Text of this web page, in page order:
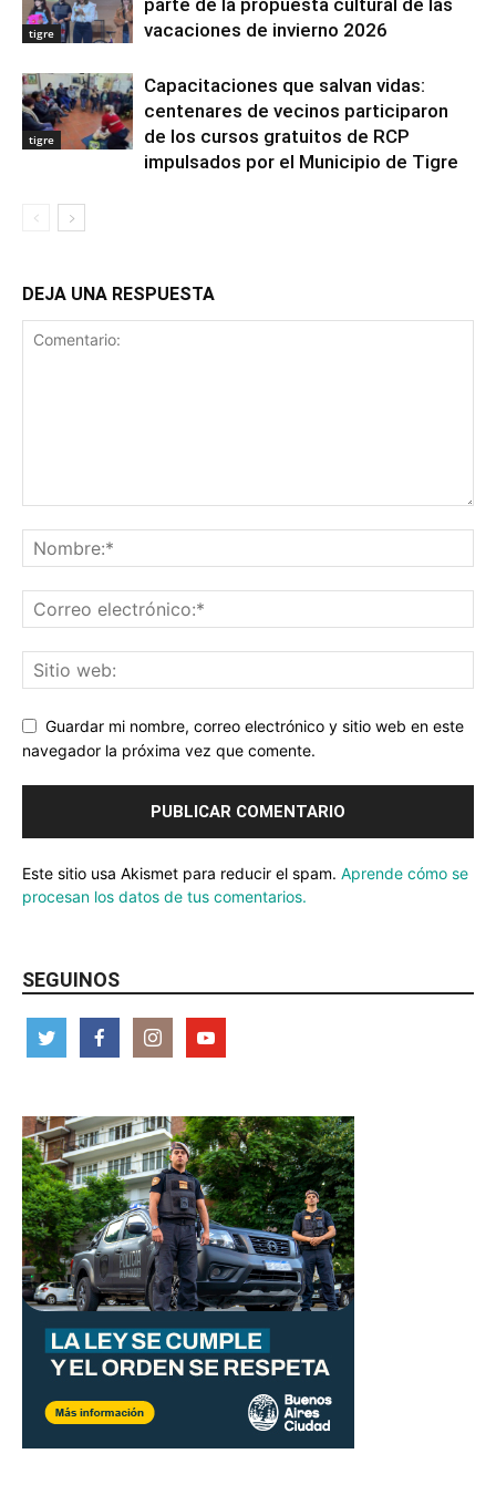
tigre
parte de la propuesta cultural de las
vacaciones de invierno 2026
tigre
Capacitaciones que salvan vidas:
centenares de vecinos participaron
de los cursos gratuitos de RCP
impulsados por el Municipio de Tigre
DEJA UNA RESPUESTA
Guardar mi nombre, correo electrónico y sitio web en este
navegador la próxima vez que comente.
Este sitio usa Akismet para reducir el spam. Aprende cómo se
procesan los datos de tus comentarios.
SEGUINOS